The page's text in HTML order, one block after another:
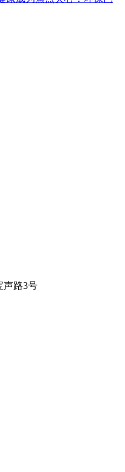
声路3号